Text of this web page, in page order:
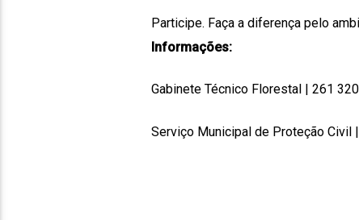
Participe. Faça a diferença pelo
Informações:
Gabinete Técnico Florestal | 261
Serviço Municipal de Proteção Civil